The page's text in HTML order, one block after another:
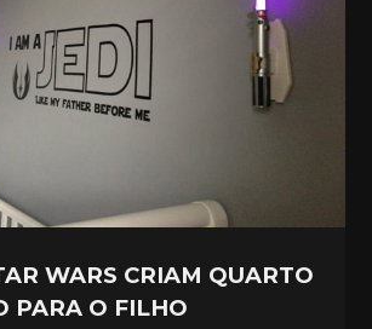
WARS CRIAM QUARTO
PARA O FILHO